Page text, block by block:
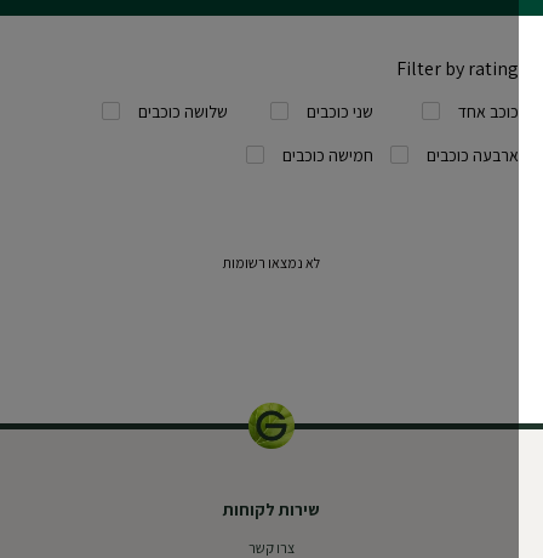
Filter by rating
כוכב אחד שני כוכבים
שלושה כוכבים
ארבעה כוכבים
חמישה כוכבים
לא נמצאו רשומות
שירות לקוחות
צרו קשר